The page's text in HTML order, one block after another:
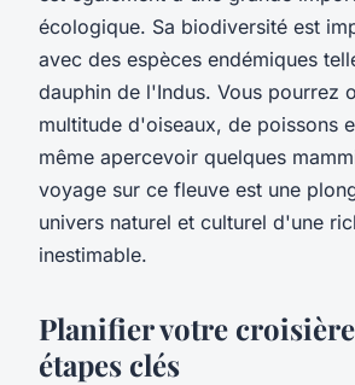
écologique. Sa biodiversité est
avec des espèces endémiques
dauphin de l'Indus. Vous pourrez
multitude d'oiseaux, de poissons
même apercevoir quelques
voyage sur ce fleuve est une
univers naturel et culturel d'une
inestimable.
Planifier votre
étapes clés